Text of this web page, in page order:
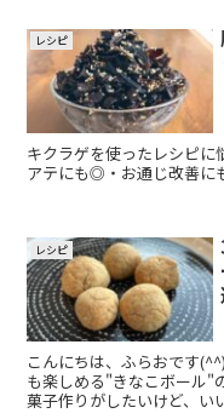
レシピ
キクラゲを使ったレシピに
アテにも◎・お通じ改善に
レシピ
こんにちは、ふらおです
も楽しめる"きなこボール"
菓子作りがしたいけど、い